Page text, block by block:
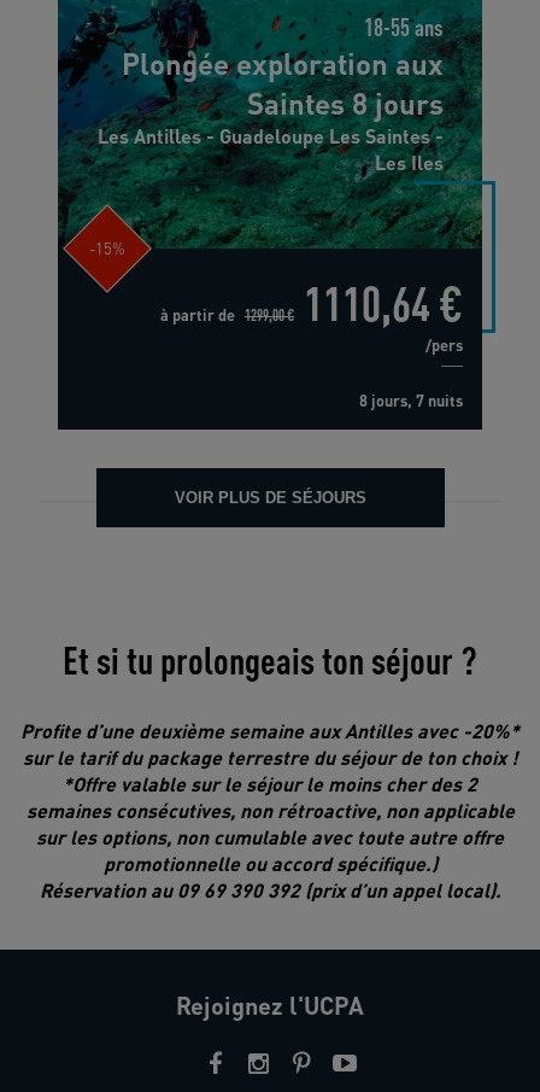
18-55 ans
Plongée exploration aux
Saintes 8 jours
Les Antilles - Guadeloupe Les Saintes -
Les Iles
-15%
à partir de 1299,00 € 1110,64 €
/pers
8 jours, 7 nuits
VOIR PLUS DE SÉJOURS
Et si tu prolongeais ton séjour ?
Profite d’une deuxième semaine aux Antilles avec -20%*
sur le tarif du package terrestre du séjour de ton choix !
*Offre valable sur le séjour le moins cher des 2
semaines consécutives, non rétroactive, non applicable
sur les options, non cumulable avec toute autre offre
promotionnelle ou accord spécifique.)
Réservation au 09 69 390 392 (prix d’un appel local).
Rejoignez l'UCPA